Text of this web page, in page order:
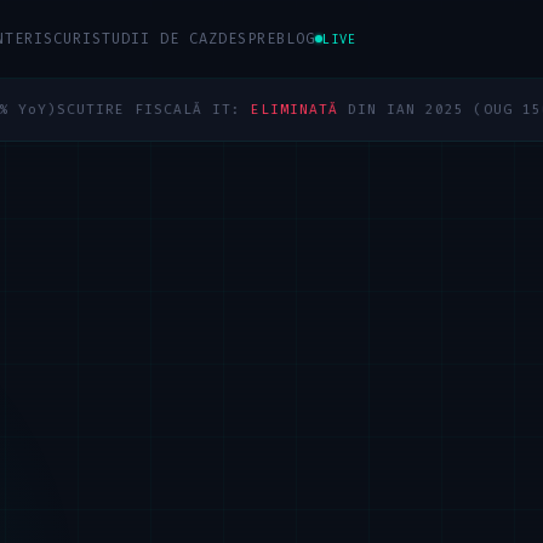
RISCURISTUDII DE CAZDESPREBLOG LIVE
FISCALĂ IT:ELIMINATĂDIN IAN 2025 (OUG 156/2024)